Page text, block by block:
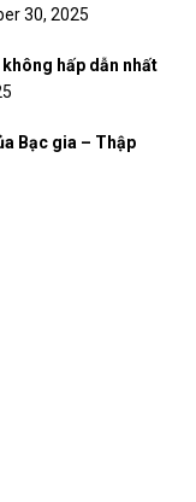
30, 2025
hấp dẫn nhất
Bạc gia – Thập